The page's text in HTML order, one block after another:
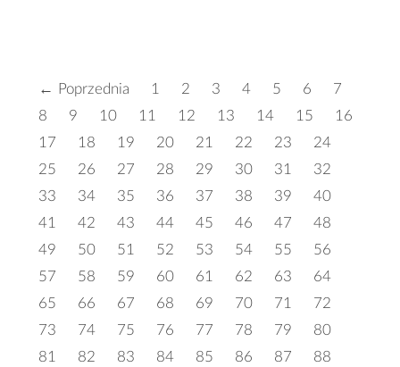
← Poprzednia 1 2 3 4 5 6
7
8
9 10 11 12 13 14 15
16
17
18 19 20 21 22 23
24
25
26 27 28 29 30 31
32
33
34 35 36 37 38 39
40
41
42 43 44 45 46 47
48
49
50 51 52 53 54 55
56
57
58 59 60 61 62 63
64
65
66 67 68 69 70 71
72
73
74 75 76 77 78 79
80
81
82 83 84 85 86 87
88